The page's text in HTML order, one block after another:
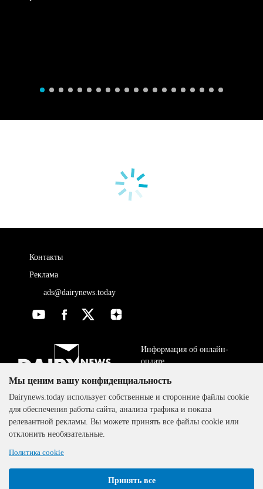
Контакты
Реклама
ads@dairynews.today
The DairyNews, все права
защищены, 2000-2024
Информация об онлайн-
оплате
ДОГОВОР-ОФЕРТА
Политика
конфиденциальности
Мы ценим вашу конфиденциальность
Dairynews.today использует собственные и сторонние файлы cookie
для обеспечения работы сайта, анализа трафика и показа
релевантной рекламы. Вы можете принять все файлы cookie или
отклонить необязательные.
Политика cookie
Принять все